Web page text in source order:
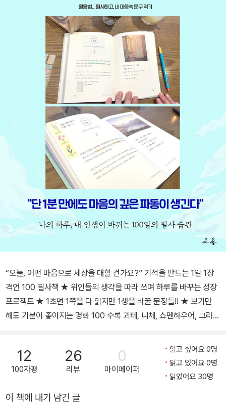
“오늘, 어떤 마음으로 세상을 대할 건가요?” 기적을 만드는 1일 1장
격언 100 필사책 ★ 위인들의 생각을 따라 쓰며 하루를 바꾸는 성장
프로젝트 ★ 1초면 1쪽을 다 읽지만 1생을 바꿀 문장들!! ★ 보기만
해도 기분이 좋아지는 명화 100 수록 괴테, 니체, 쇼펜하우어, 그라시
을 대했을까? 그들의 말을 살펴보면서 그들은 어떤 마음가짐을 알아
본다. 위인들의 말을 하루하루 직접 쓰면서 마음에 되새기다 보면 세
상이 달리 보이는 경험을 할 것이다. 100개의 격언을 눈으로 읽고, 손
어려운 관계를 바꾸는 생각의 전환이 벌어진다. ‘필사’는 책을 손으로
12
100자평
26
리뷰
0
마이페이퍼
읽고 싶어요 0명
읽고 있어요 0명
읽었어요 30명
이 책에 내가 남긴 글